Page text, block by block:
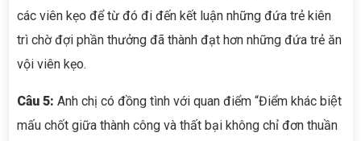
các viên kẹo để từ đó đi đến kết luận những đứa trẻ kiên
trì chờ đợi phần thưởng đã thành đạt hơn những đứa trẻ ăn
vội viên kẹo.
Câu 5: Anh chị có đồng tình với quan điểm “Điểm khác biệt
mấu chốt giữa thành công và thất bại không chỉ đơn thuần